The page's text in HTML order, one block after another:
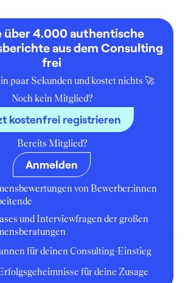
3
Express (Meetings &
Incentives)
Praktikant:in
Barcelona Unternehmen
über 4.000 authentische
aus dem Consulting
frei
paar Sekunden und kostet nichts 🚀
Noch kein Mitglied?
kostenfrei registrieren
Bereits Mitglied?
Anmelden
von Bewerber:innen
und Interviewfragen der großen
für deinen Consulting-Einstieg
für deine Zusage